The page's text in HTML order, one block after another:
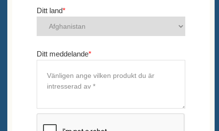
Ditt land*
Ditt meddelande*